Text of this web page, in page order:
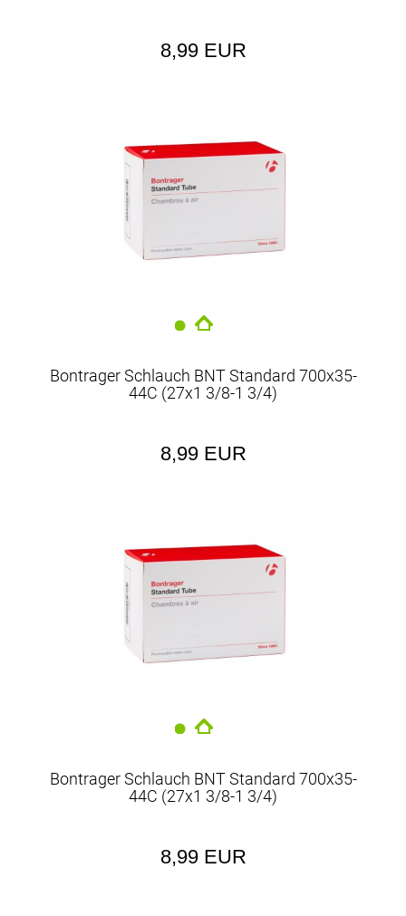
8,99 EUR
Bontrager Schlauch BNT Standard 700x35-
44C (27x1 3/8-1 3/4)
8,99 EUR
Bontrager Schlauch BNT Standard 700x35-
44C (27x1 3/8-1 3/4)
8,99 EUR